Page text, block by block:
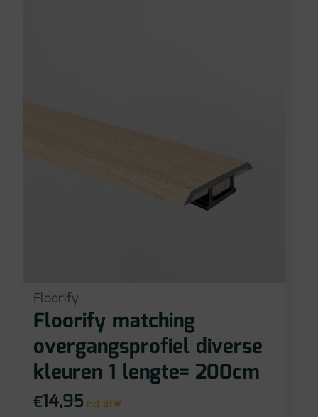
Floorify
Floorify matching
overgangsprofiel diverse
kleuren 1 lengte= 200cm
€14,95 incl BTW